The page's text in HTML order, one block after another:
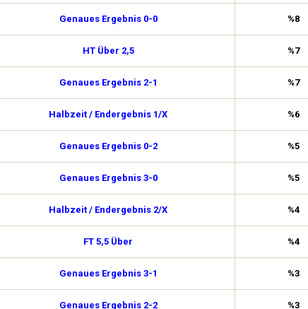
Genaues Ergebnis 0-0 %8
HT Über 2,5 %7
Genaues Ergebnis 2-1 %7
Halbzeit / Endergebnis 1/X %6
Genaues Ergebnis 0-2 %5
Genaues Ergebnis 3-0 %5
Halbzeit / Endergebnis 2/X %4
FT 5,5 Über %4
Genaues Ergebnis 3-1 %3
Genaues Ergebnis 2-2 %3